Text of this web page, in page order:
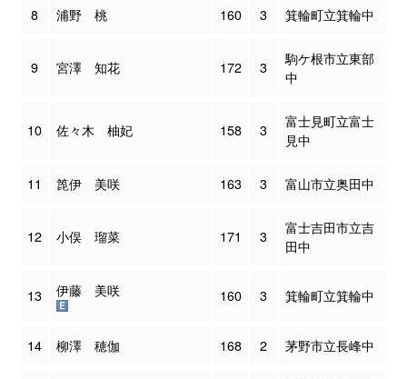
8 浦野 桃 160 3 箕輪町立箕輪中
9 宮澤 知花 172 3
駒ケ根市立東部
中
10 佐々木 柚妃 158 3
富士見町立富士
見中
11 箆伊 美咲 163 3 富山市立奥田中
12 小俣 瑠菜 171 3
富士吉田市立吉
田中
13 伊藤 美咲 160 3 箕輪町立箕輪中
14 柳澤 穂伽 168 2 茅野市立長峰中